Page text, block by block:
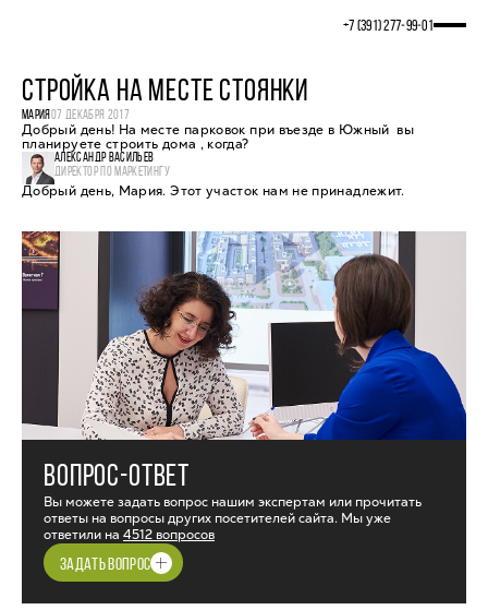
+7 (391) 277‒99‒01
СТРОЙКА НА МЕСТЕ СТОЯНКИ
МАРИЯ07 ДЕКАБРЯ 2017
Добрый день! На месте парковок при въезде в Южный вы
планируете строить дома , когда?
АЛЕКСАНДР ВАСИЛЬЕВ
ДИРЕКТОР ПО МАРКЕТИНГУ
Добрый день, Мария. Этот участок нам не принадлежит.
ВОПРОС-ОТВЕТ
Вы можете задать вопрос нашим экспертам или прочитать
ответы на вопросы других посетителей сайта. Мы уже
ответили на 4512 вопросов
ЗАДАТЬ ВОПРОС